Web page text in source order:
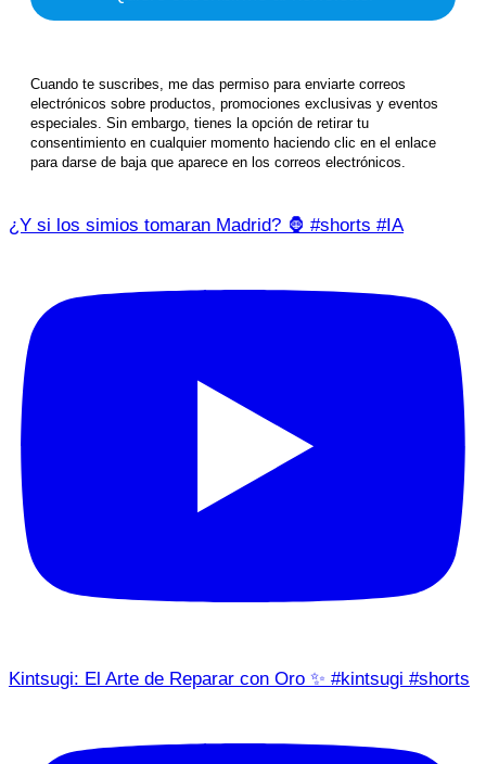
Cuando te suscribes, me das permiso para enviarte correos
electrónicos sobre productos, promociones exclusivas y eventos
especiales. Sin embargo, tienes la opción de retirar tu
consentimiento en cualquier momento haciendo clic en el enlace
para darse de baja que aparece en los correos electrónicos.
¿Y si los simios tomaran Madrid? 🦍 #shorts #IA
Kintsugi: El Arte de Reparar con Oro ✨ #kintsugi #shorts